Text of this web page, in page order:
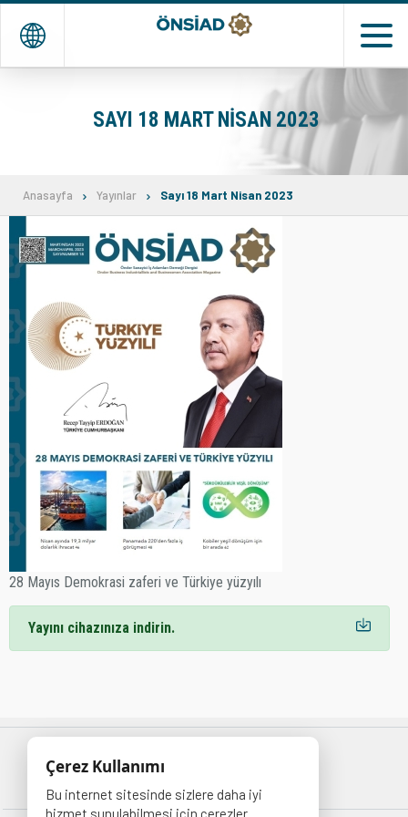
TR
EN
DERNEK ve ÜYELER
TEMSİLCİLİKLERİMİZ
ETKİNLİKLER
MEDYA
İLETİŞİM
ÜYELİK İŞLEMLERİ
SAYI 18 MART NISAN 2023
Anasayfa Yayınlar Sayı 18 Mart Nisan 2023
28 Mayıs Demokrasi zaferi ve Türkiye yüzyılı
Yayını cihazınıza indirin.
Çerez Kullanımı
Bu internet sitesinde sizlere daha iyi
hizmet sunulabilmesi için çerezler